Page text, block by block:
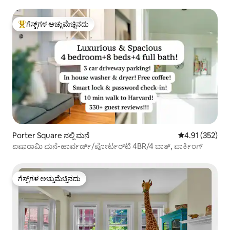
ಗೆಸ್ಟ್‌ಗಳಿಗೆ ಅತಿ ಹೆಚ್ಚು ಅಚ್ಚುಮೆಚ್ಚಿನದು
ಗೆಸ್ಟ್‌ಗಳ ಅಚ್ಚುಮೆಚ್ಚಿನದು
Porter Square ನಲ್ಲಿ ಮನೆ 5 ರಲ್ಲಿ 4.91
4.91 (352)
ಐಷಾರಾಮಿ ಮನೆ-ಹಾರ್ವರ್ಡ್/ಪೋರ್ಟರ್‌ಟಿ 4BR/4 ಬಾತ್, ಪಾರ್ಕಿಂಗ್
ಗೆಸ್ಟ್‌ಗಳ ಅಚ್ಚುಮೆಚ್ಚಿನದು
ಗೆಸ್ಟ್‌ಗಳ ಅಚ್ಚುಮೆಚ್ಚಿನದು